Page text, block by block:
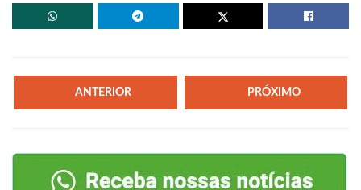
ANTERIOR PRÓXIMO